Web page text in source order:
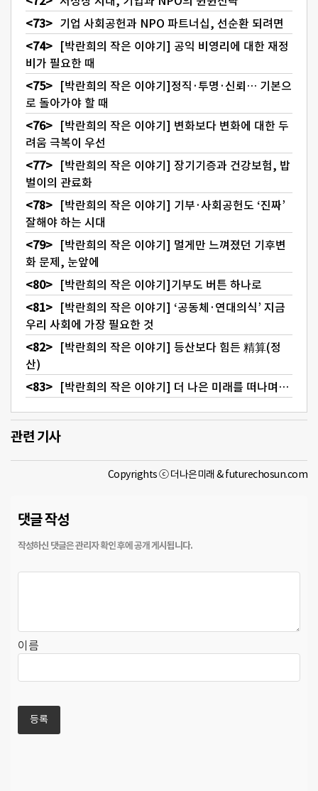
기업 사회공헌과 NPO 파트너십, 선순환 되려면
[박란희의 작은 이야기] 공익 비영리에 대한 재정
비가 필요한 때
[박란희의 작은 이야기]정직·투명·신뢰… 기본으
로 돌아가야 할 때
[박란희의 작은 이야기] 변화보다 변화에 대한 두
려움 극복이 우선
[박란희의 작은 이야기] 장기기증과 건강보험, 밥
벌이의 관료화
[박란희의 작은 이야기] 기부·사회공헌도 ‘진짜’
잘해야 하는 시대
[박란희의 작은 이야기] 멀게만 느껴졌던 기후변
화 문제, 눈앞에
[박란희의 작은 이야기]기부도 버튼 하나로
[박란희의 작은 이야기] ‘공동체·연대의식’ 지금
우리 사회에 가장 필요한 것
[박란희의 작은 이야기] 등산보다 힘든 精算(정
산)
[박란희의 작은 이야기] 더 나은 미래를 떠나며…
관련 기사
Copyrights ⓒ 더나은미래 & futurechosun.com
댓글 작성
이름